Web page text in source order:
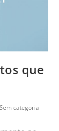
que
Sem categoria